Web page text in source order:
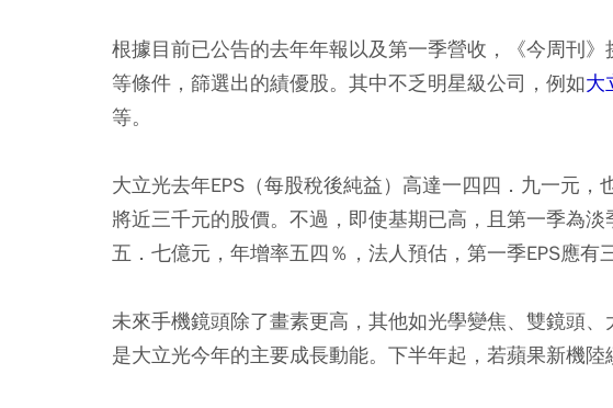
根據目前已公告的去年年報以及第一季營收，《今周刊
等條件，篩選出的績優股。其中不乏明星級公司，例如大
等。
大立光去年EPS（每股稅後純益）高達一四四．九一元
將近三千元的股價。不過，即使基期已高，且第一季為
五．七億元，年增率五四％，法人預估，第一季EPS應有
未來手機鏡頭除了畫素更高，其他如光學變焦、雙鏡頭
是大立光今年的主要成長動能。下半年起，若蘋果新機陸